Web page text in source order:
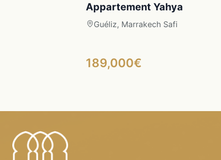
Appartement Yahya
Guéliz, Marrakech Safi
189,000€